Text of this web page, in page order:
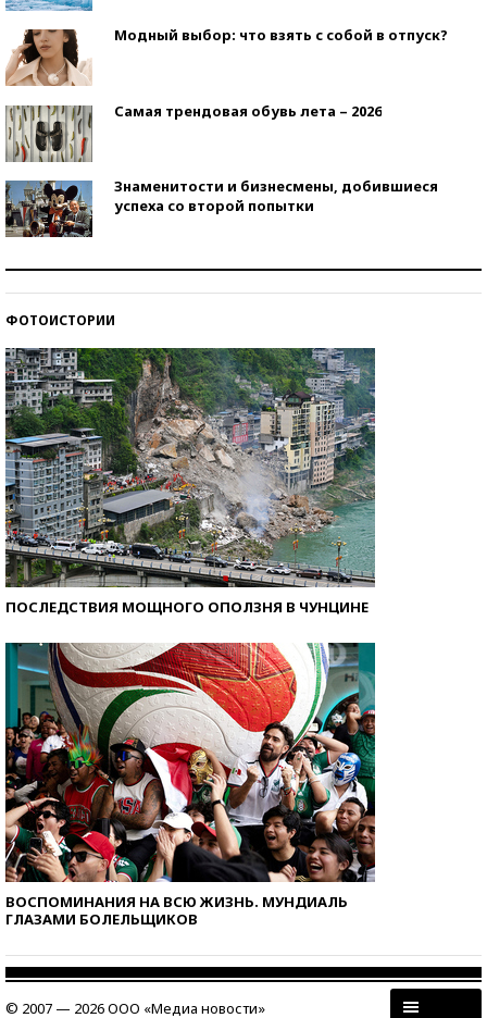
Модный выбор: что взять с собой в отпуск?
Самая трендовая обувь лета – 2026
Знаменитости и бизнесмены, добившиеся
успеха со второй попытки
ФОТОИСТОРИИ
ПОСЛЕДСТВИЯ МОЩНОГО ОПОЛЗНЯ В ЧУНЦИНЕ
ВОСПОМИНАНИЯ НА ВСЮ ЖИЗНЬ. МУНДИАЛЬ
ГЛАЗАМИ БОЛЕЛЬЩИКОВ
© 2007 — 2026 ООО «Медиа новости»